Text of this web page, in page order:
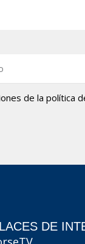
de lapolítica
DE